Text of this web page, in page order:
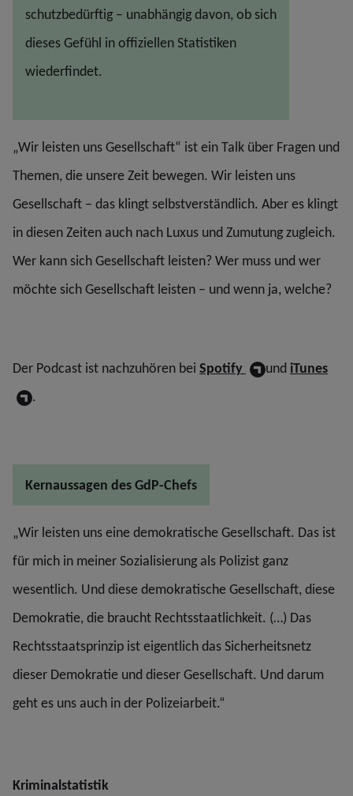
schutzbedürftig – unabhängig davon, ob sich
dieses Gefühl in offiziellen Statistiken
wiederfindet.
„Wir leisten uns Gesellschaft“ ist ein Talk über Fragen und
Themen, die unsere Zeit bewegen. Wir leisten uns
Gesellschaft – das klingt selbstverständlich. Aber es klingt
in diesen Zeiten auch nach Luxus und Zumutung zugleich.
Wer kann sich Gesellschaft leisten? Wer muss und wer
möchte sich Gesellschaft leisten – und wenn ja, welche?
Der Podcast ist nachzuhören bei Spotify und iTunes
.
Kernaussagen des GdP-Chefs
„Wir leisten uns eine demokratische Gesellschaft. Das ist
für mich in meiner Sozialisierung als Polizist ganz
wesentlich. Und diese demokratische Gesellschaft, diese
Demokratie, die braucht Rechtsstaatlichkeit. (…) Das
Rechtsstaatsprinzip ist eigentlich das Sicherheitsnetz
dieser Demokratie und dieser Gesellschaft. Und darum
geht es uns auch in der Polizeiarbeit.“
Kriminalstatistik